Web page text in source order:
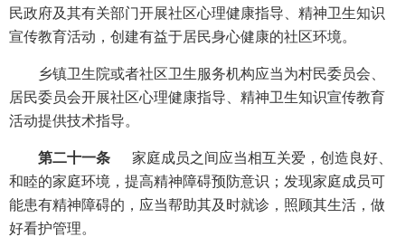
民政府及其有关部门开展社区心理健康指导、精神卫生知识
宣传教育活动，创建有益于居民身心健康的社区环境。
乡镇卫生院或者社区卫生服务机构应当为村民委员会、
居民委员会开展社区心理健康指导、精神卫生知识宣传教育
活动提供技术指导。
第二十一条
家庭成员之间应当相互关爱，创造良好、
和睦的家庭环境，提高精神障碍预防意识；发现家庭成员可
能患有精神障碍的，应当帮助其及时就诊，照顾其生活，做
好看护管理。